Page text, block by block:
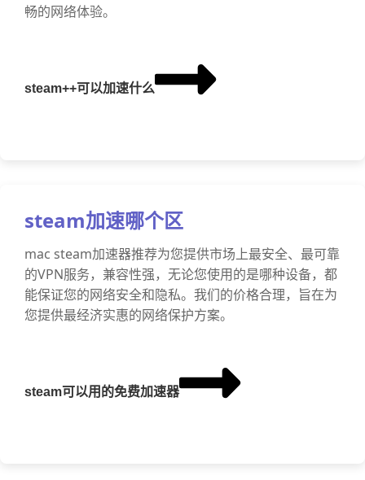
畅的网络体验。
steam++可以加速什么
steam加速哪个区
mac steam加速器推荐为您提供市场上最安全、最可靠
的VPN服务，兼容性强，无论您使用的是哪种设备，都
能保证您的网络安全和隐私。我们的价格合理，旨在为
您提供最经济实惠的网络保护方案。
steam可以用的免费加速器